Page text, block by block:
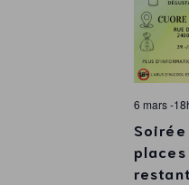
6 mars -